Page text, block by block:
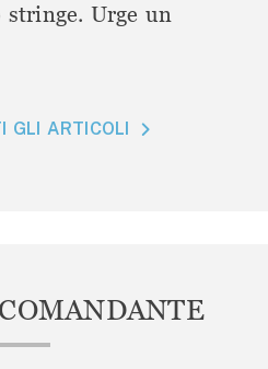
Urge un
GLI ARTICOLI